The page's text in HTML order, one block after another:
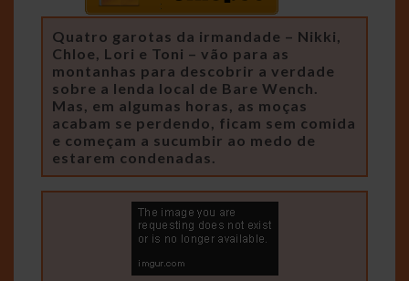
Quatro garotas da irmandade – Nikki,
Chloe, Lori e Toni – vão para as
montanhas para descobrir a verdade
sobre a lenda local de Bare Wench.
Mas, em algumas horas, as moças
acabam se perdendo, ficam sem comida
e começam a sucumbir ao medo de
estarem condenadas.